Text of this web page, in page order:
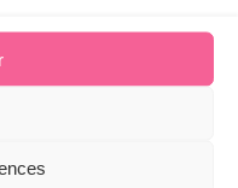
personnel
de la politique
externe). Pour
cadre négocié,
créé par la loi